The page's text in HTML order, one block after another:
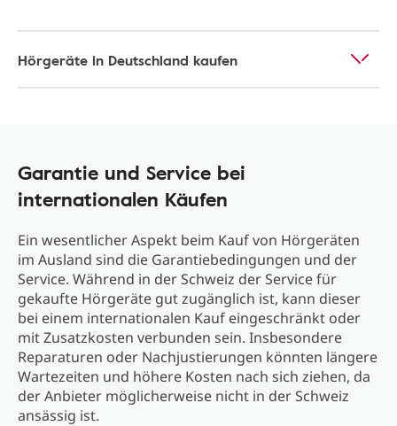
Hörgeräte in Deutschland kaufen
Garantie und Service bei
internationalen Käufen
Ein wesentlicher Aspekt beim Kauf von Hörgeräten
im Ausland sind die Garantiebedingungen und der
Service. Während in der Schweiz der Service für
gekaufte Hörgeräte gut zugänglich ist, kann dieser
bei einem internationalen Kauf eingeschränkt oder
mit Zusatzkosten verbunden sein. Insbesondere
Reparaturen oder Nachjustierungen könnten längere
Wartezeiten und höhere Kosten nach sich ziehen, da
der Anbieter möglicherweise nicht in der Schweiz
ansässig ist.